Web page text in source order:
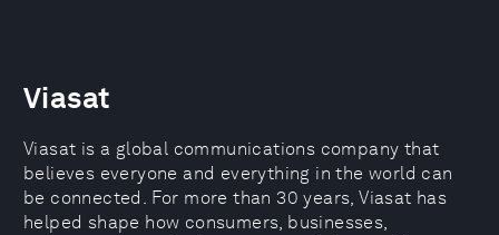
Viasat
Viasat is a global communications company that
believes everyone and everything in the world can
be connected. For more than 30 years, Viasat has
helped shape how consumers, businesses,